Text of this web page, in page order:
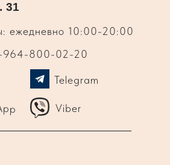
ежедневно 10:00-20:00
31
964-800-02-20
Viber
Telegram